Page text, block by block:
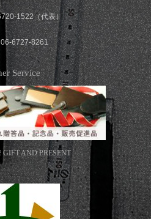
1522（代表）
06-6727-8261
Service
GIFT AND PRESENT